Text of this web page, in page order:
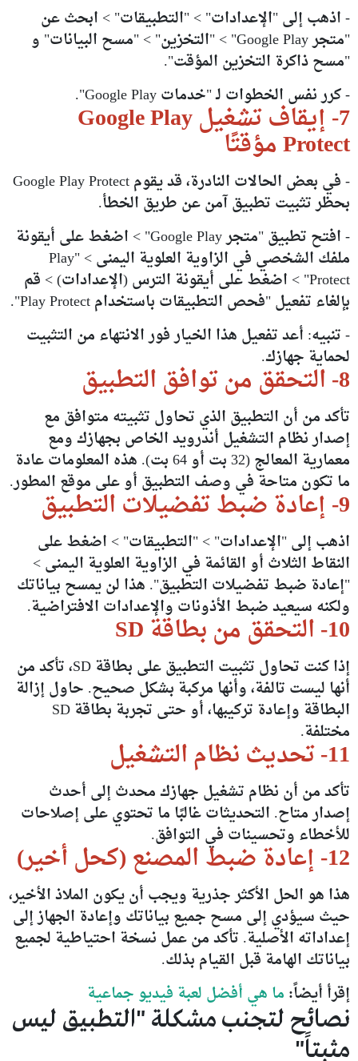
- اذهب إلى "الإعدادات" > "التطبيقات" > ابحث عن
"متجر Google Play" > "التخزين" > "مسح البيانات" و
"مسح ذاكرة التخزين المؤقت".
- كرر نفس الخطوات لـ "خدمات Google Play".
7- إيقاف تشغيل Google Play
Protect مؤقتًا
- في بعض الحالات النادرة، قد يقوم Google Play Protect
بحظر تثبيت تطبيق آمن عن طريق الخطأ.
- افتح تطبيق "متجر Google Play" > اضغط على أيقونة
ملفك الشخصي في الزاوية العلوية اليمنى > "Play
Protect" > اضغط على أيقونة الترس (الإعدادات) > قم
بإلغاء تفعيل "فحص التطبيقات باستخدام Play Protect".
- تنبيه: أعد تفعيل هذا الخيار فور الانتهاء من التثبيت
لحماية جهازك.
8- التحقق من توافق التطبيق
تأكد من أن التطبيق الذي تحاول تثبيته متوافق مع
إصدار نظام التشغيل أندرويد الخاص بجهازك ومع
معمارية المعالج (32 بت أو 64 بت). هذه المعلومات عادة
ما تكون متاحة في وصف التطبيق أو على موقع المطور.
9- إعادة ضبط تفضيلات التطبيق
اذهب إلى "الإعدادات" > "التطبيقات" > اضغط على
النقاط الثلاث أو القائمة في الزاوية العلوية اليمنى >
"إعادة ضبط تفضيلات التطبيق". هذا لن يمسح بياناتك
ولكنه سيعيد ضبط الأذونات والإعدادات الافتراضية.
10- التحقق من بطاقة SD
إذا كنت تحاول تثبيت التطبيق على بطاقة SD، تأكد من
أنها ليست تالفة، وأنها مركبة بشكل صحيح. حاول إزالة
البطاقة وإعادة تركيبها، أو حتى تجربة بطاقة SD
مختلفة.
11- تحديث نظام التشغيل
تأكد من أن نظام تشغيل جهازك محدث إلى أحدث
إصدار متاح. التحديثات غالبًا ما تحتوي على إصلاحات
للأخطاء وتحسينات في التوافق.
12- إعادة ضبط المصنع (كحل أخير)
هذا هو الحل الأكثر جذرية ويجب أن يكون الملاذ الأخير،
حيث سيؤدي إلى مسح جميع بياناتك وإعادة الجهاز إلى
إعداداته الأصلية. تأكد من عمل نسخة احتياطية لجميع
بياناتك الهامة قبل القيام بذلك.
إقرأ أيضاً: ما هي أفضل لعبة فيديو جماعية
نصائح لتجنب مشكلة "التطبيق ليس
مثبتاً"